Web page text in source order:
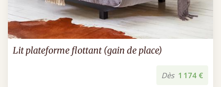
Lit plateforme flottant (gain de place)
Dès 1 174 €